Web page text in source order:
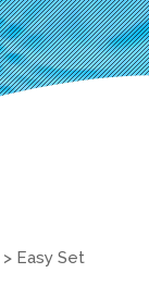
> Easy Set